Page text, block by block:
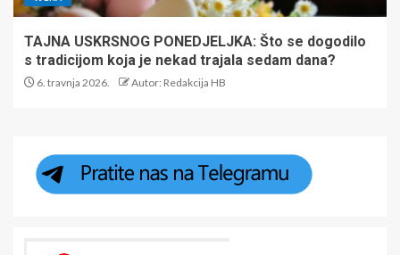
TAJNA USKRSNOG PONEDJELJKA: Što se dogodilo
s tradicijom koja je nekad trajala sedam dana?
6. travnja 2026. Autor: Redakcija HB